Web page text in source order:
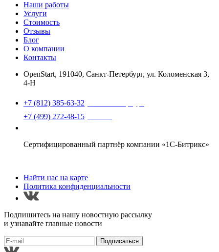
Наши работы
Услуги
Стоимость
Отзывы
Блог
О компании
Контакты
OpenStart, 191040, Санкт-Петербург, ул. Коломенская 3,
4-Н
+7 (812) 385-63-32
+7 (499) 272-48-15
Сертифицированный партнёр компании «1С-Битрикс»
Найти нас на карте
Политика конфиденциальности
Подпишитесь на нашу новостную рассылку
и узнавайте главные новости
Подписаться